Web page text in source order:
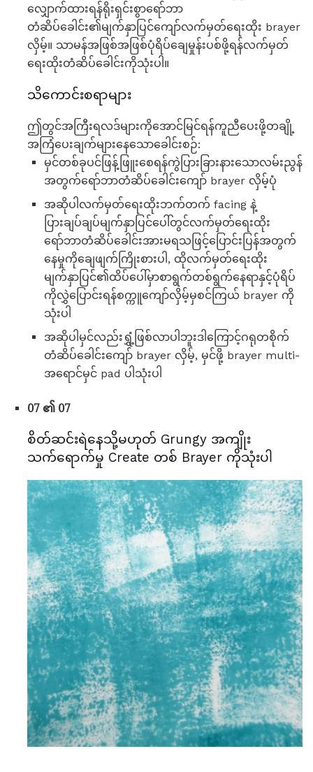
လျှောက်ထားရန်ရိုးရှင်းစွာရော်ဘာ
တံဆိပ်ခေါင်း၏မျက်နှာပြင်ကျော်လက်မှတ်ရေးထိုး brayer
လှိမ့်။ သာမန်အဖြစ်အဖြစ်ပုံရိပ်ချေမှုန်းပစ်ဖို့ရန်လက်မှတ်
ရေးထိုးတံဆိပ်ခေါင်းကိုသုံးပါ။
သိကောင်းစရာများ
ဤတွင်အကြီးရလဒ်များကိုအောင်မြင်ရန်ကူညီပေးဖို့တချို့
အကြံပေးချက်များနေသောခေါင်းစဉ်:
မှင်တစ်ခုပင်ဖြန့်ဖြူးစေရန်ကွဲပြားခြားနားသောလမ်းညွန်
အတွက်ရော်ဘာတံဆိပ်ခေါင်းကျော် brayer လှိမ့်ပုံ
အဆိုပါလက်မှတ်ရေးထိုးဘက်တက် facing နဲ့
ပြားချပ်ချပ်မျက်နှာပြင်ပေါ်တွင်လက်မှတ်ရေးထိုး
ရော်ဘာတံဆိပ်ခေါင်းအားမရသဖြင့်ပြောင်းပြန်အတွက်
နေမှုကိုချေဖျက်ကြိုးစားပါ, ထိုလက်မှတ်ရေးထိုး
မျက်နှာပြင်၏ထိပ်ပေါ်မှာစာရွက်တစ်ရွက်နေရာနှင့်ပုံရိပ်
ကိုလွှဲပြောင်းရန်စက္ကူကျော်လှိမ့်မှစင်ကြယ် brayer ကို
သုံးပါ
အဆိုပါမှင်လည်းရွှံ့ဖြစ်လာပါဘူးဒါကြောင့်ဂရုတစိုက်
တံဆိပ်ခေါင်းကျော် brayer လှိမ့်, မှင်ဖို့ brayer multi-
အရောင်မှင် pad ပါသုံးပါ
07 ၏ 07
စိတ်ဆင်းရဲနေသို့မဟုတ် Grungy အကျိုး
သက်ရောက်မှု Create တစ် Brayer ကိုသုံးပါ